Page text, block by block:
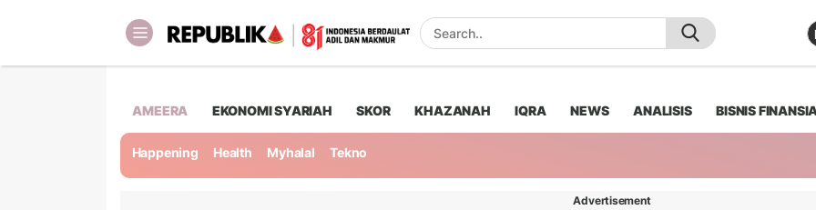
AMEERA EKONOMI SYARIAH SKOR KHAZANAH IQRA NEWS ANALISIS BISNIS
Happening Health Myhalal Tekno
Advertisement